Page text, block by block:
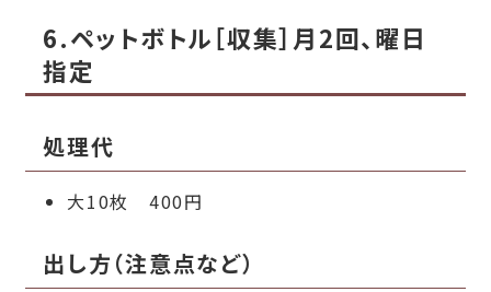
6.ペットボトル［収集］月2回、曜日
指定
処理代
大10枚 400円
出し方（注意点など）